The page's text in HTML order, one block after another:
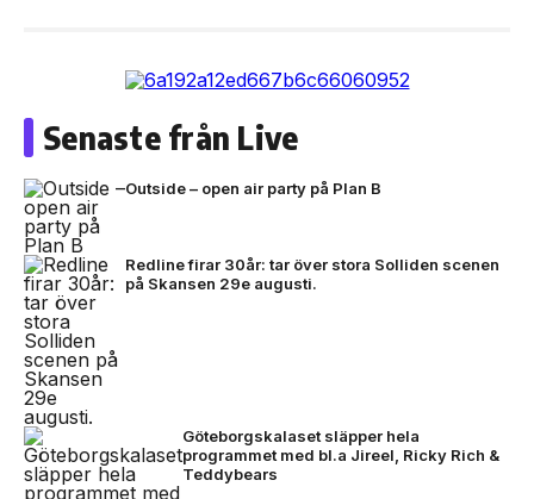
Senaste från Live
Outside – open air party på Plan B
Redline firar 30år: tar över stora Solliden scenen
på Skansen 29e augusti.
Göteborgskalaset släpper hela
programmet med bl.a Jireel, Ricky Rich &
Teddybears